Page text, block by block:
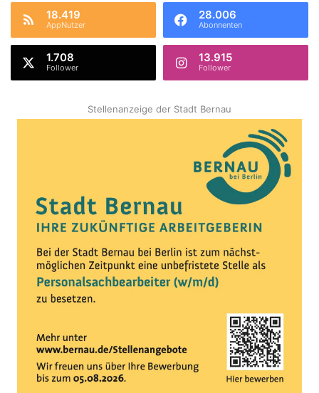
18.419
AppNutzer
28.006
Abonnenten
1.708
Follower
13.915
Follower
Stellenanzeige der Stadt Bernau